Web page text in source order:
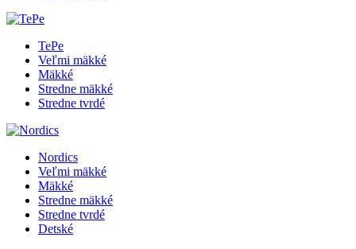
TePe
Veľmi mäkké
Mäkké
Stredne mäkké
Stredne tvrdé
Nordics
Veľmi mäkké
Mäkké
Stredne mäkké
Stredne tvrdé
Detské